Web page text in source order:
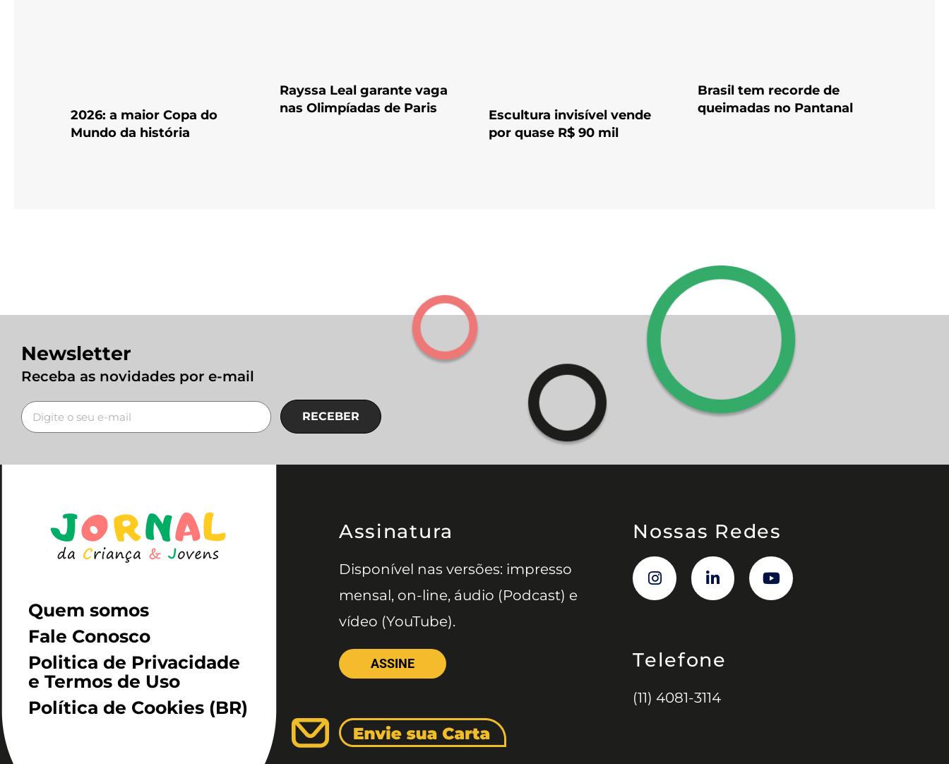
2026: a maior Copa do
Mundo da história
Rayssa Leal garante vaga
nas Olimpíadas de Paris
Escultura invisível vende
por quase R$ 90 mil
Brasil tem recorde de
queimadas no Pantanal
Newsletter
Receba as novidades por e-mail
RECEBER
Quem somos
Fale Conosco
Politica de Privacidade
e Termos de Uso
Política de Cookies (BR)
Assinatura
Disponível nas versões: impresso
mensal, on-line, áudio (Podcast) e
vídeo (YouTube).
ASSINE
Nossas Redes
Telefone
(11) 4081-3114